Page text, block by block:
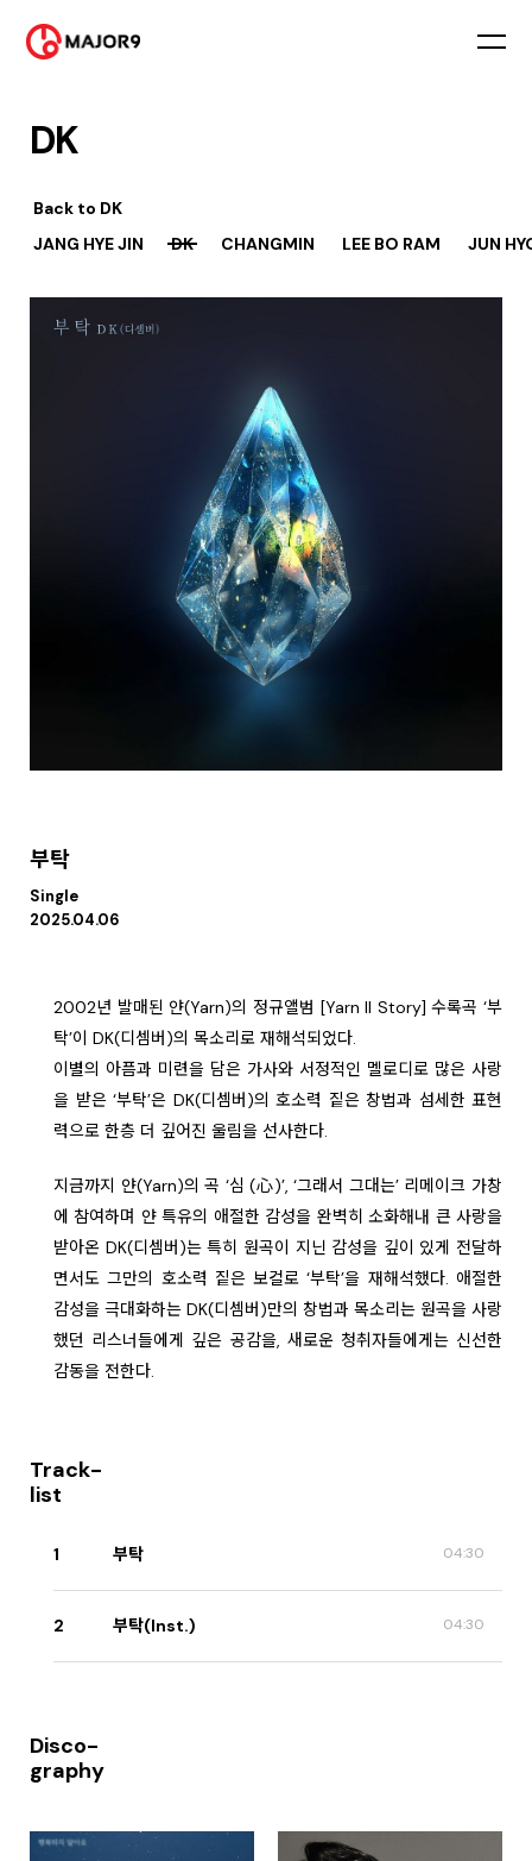
DK
Back to DK
JANG HYE JIN
DK CHANGMIN LEE BO RAM JUN
부탁
Single
2025.04.06
2002년 발매된 얀(Yarn)의 정규앨범 [Yarn II Story] 수록곡 ‘부
탁’이 DK(디셈버)의 목소리로 재해석되었다.
이별의 아픔과 미련을 담은 가사와 서정적인 멜로디로 많은 사랑
을 받은 ‘부탁’은 DK(디셈버)의 호소력 짙은 창법과 섬세한 표현
력으로 한층 더 깊어진 울림을 선사한다.
지금까지 얀(Yarn)의 곡 ‘심 (心)’, ‘그래서 그대는’ 리메이크 가창
에 참여하며 얀 특유의 애절한 감성을 완벽히 소화해내 큰 사랑을
받아온 DK(디셈버)는 특히 원곡이 지닌 감성을 깊이 있게 전달하
면서도 그만의 호소력 짙은 보컬로 ‘부탁’을 재해석했다. 애절한
감성을 극대화하는 DK(디셈버)만의 창법과 목소리는 원곡을 사랑
했던 리스너들에게 깊은 공감을, 새로운 청취자들에게는 신선한
감동을 전한다.
Track-
list
1 부탁 04:30
2 부탁(Inst.) 04:30
Disco-
graphy